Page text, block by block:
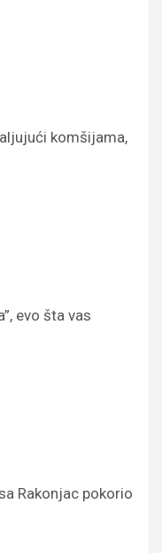
komšijama,
evo šta vas
Rakonjac pokorio